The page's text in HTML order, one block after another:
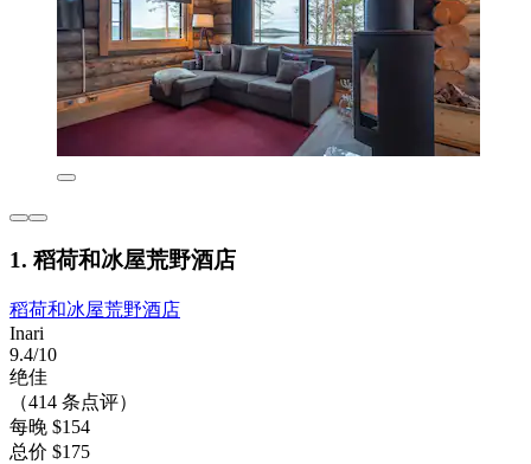
1. 稻荷和冰屋荒野酒店
稻荷和冰屋荒野酒店
Inari
9.4/10
绝佳
（414 条点评）
每晚 $154
总价 $175